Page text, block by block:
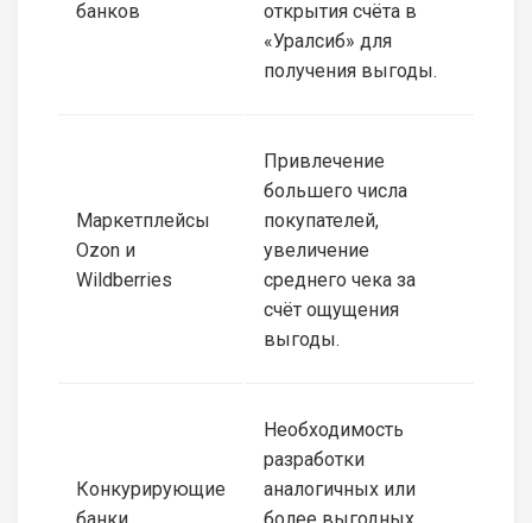
банков
открытия счёта в
«Уралсиб» для
получения выгоды.
Маркетплейсы
Ozon и
Wildberries
Привлечение
большего числа
покупателей,
увеличение
среднего чека за
счёт ощущения
выгоды.
Конкурирующие
Необходимость
разработки
аналогичных или